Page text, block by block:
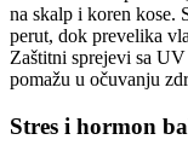
na skalp i koren kose.
perut, dok prevelika
Zaštitni sprejevi sa
pomažu u očuvanju
Stres i hormon